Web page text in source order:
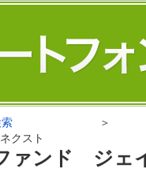
＞
クスト
ァンド ジェ